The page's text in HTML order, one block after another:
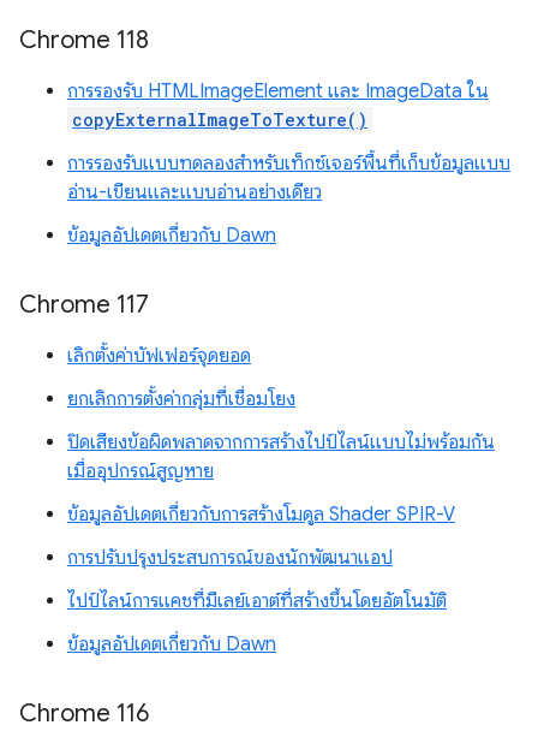
Chrome 118
การรองรับ HTMLImageElement และ ImageData ใน
copyExternalImageToTexture()
การรองรับแบบทดลองสำหรับเท็กซ์เจอร์พื้นที่เก็บข้อมูลแบบ
อ่าน-เขียนและแบบอ่านอย่างเดียว
ข้อมูลอัปเดตเกี่ยวกับ Dawn
Chrome 117
เลิกตั้งค่าบัฟเฟอร์จุดยอด
ยกเลิกการตั้งค่ากลุ่มที่เชื่อมโยง
ปิดเสียงข้อผิดพลาดจากการสร้างไปป์ไลน์แบบไม่พร้อมกัน
เมื่ออุปกรณ์สูญหาย
ข้อมูลอัปเดตเกี่ยวกับการสร้างโมดูล Shader SPIR-V
การปรับปรุงประสบการณ์ของนักพัฒนาแอป
ไปป์ไลน์การแคชที่มีเลย์เอาต์ที่สร้างขึ้นโดยอัตโนมัติ
ข้อมูลอัปเดตเกี่ยวกับ Dawn
Chrome 116